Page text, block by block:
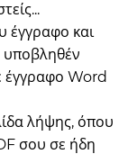
έγγραφο και
υποβληθέν
έγγραφο Word
λήψης, όπου
σου σε ήδη